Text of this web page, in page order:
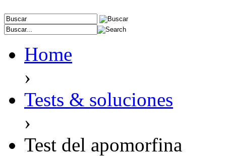
Home
›
Tests & soluciones
›
Test del apomorfina